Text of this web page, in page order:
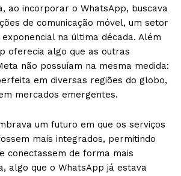
ao incorporar o WhatsApp, buscava
de comunicação móvel, um setor
na última década. Além
oferecia algo que as outras
não possuíam na mesma medida:
em diversas regiões do globo,
mercados emergentes.
um futuro em que os serviços
mais integrados, permitindo
conectassem de forma mais
algo que o WhatsApp já estava